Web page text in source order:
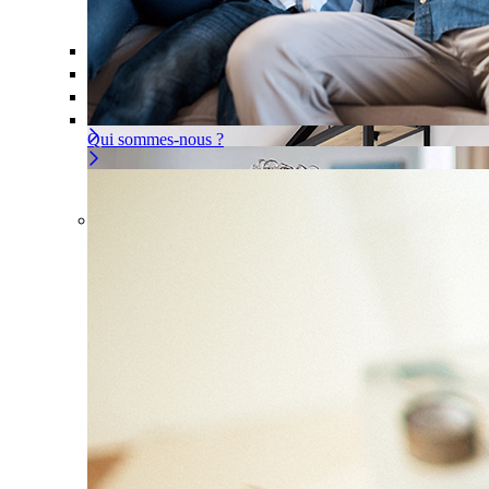
Offre À la carte Gérer ou déléguer votre sécurité, à vous
Pour un appartement Une installation adaptée à votre
Les problèmes couverts
Qui sommes-nous ?